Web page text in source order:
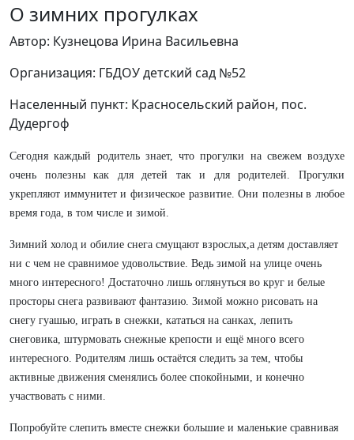
О зимних прогулках
Автор: Кузнецова Ирина Васильевна
Организация: ГБДОУ детский сад №52
Населенный пункт: Красносельский район, пос.
Дудергоф
Сегодня каждый родитель знает, что прогулки на свежем воздухе
очень полезны как для детей так и для родителей. Прогулки
укрепляют иммунитет и физическое развитие. Они полезны в любое
время года, в том числе и зимой.
Зимний холод и обилие снега смущают взрослых,а детям доставляет
ни с чем не сравнимое удовольствие. Ведь зимой на улице очень
много интересного! Достаточно лишь оглянуться во круг и белые
просторы снега развивают фантазию. Зимой можно рисовать на
снегу гуашью, играть в снежки, кататься на санках, лепить
снеговика, штурмовать снежные крепости и ещё много всего
интересного. Родителям лишь остаётся следить за тем, чтобы
активные движения сменялись более спокойными, и конечно
участвовать с ними.
Попробуйте слепить вместе снежки большие и маленькие сравнивая